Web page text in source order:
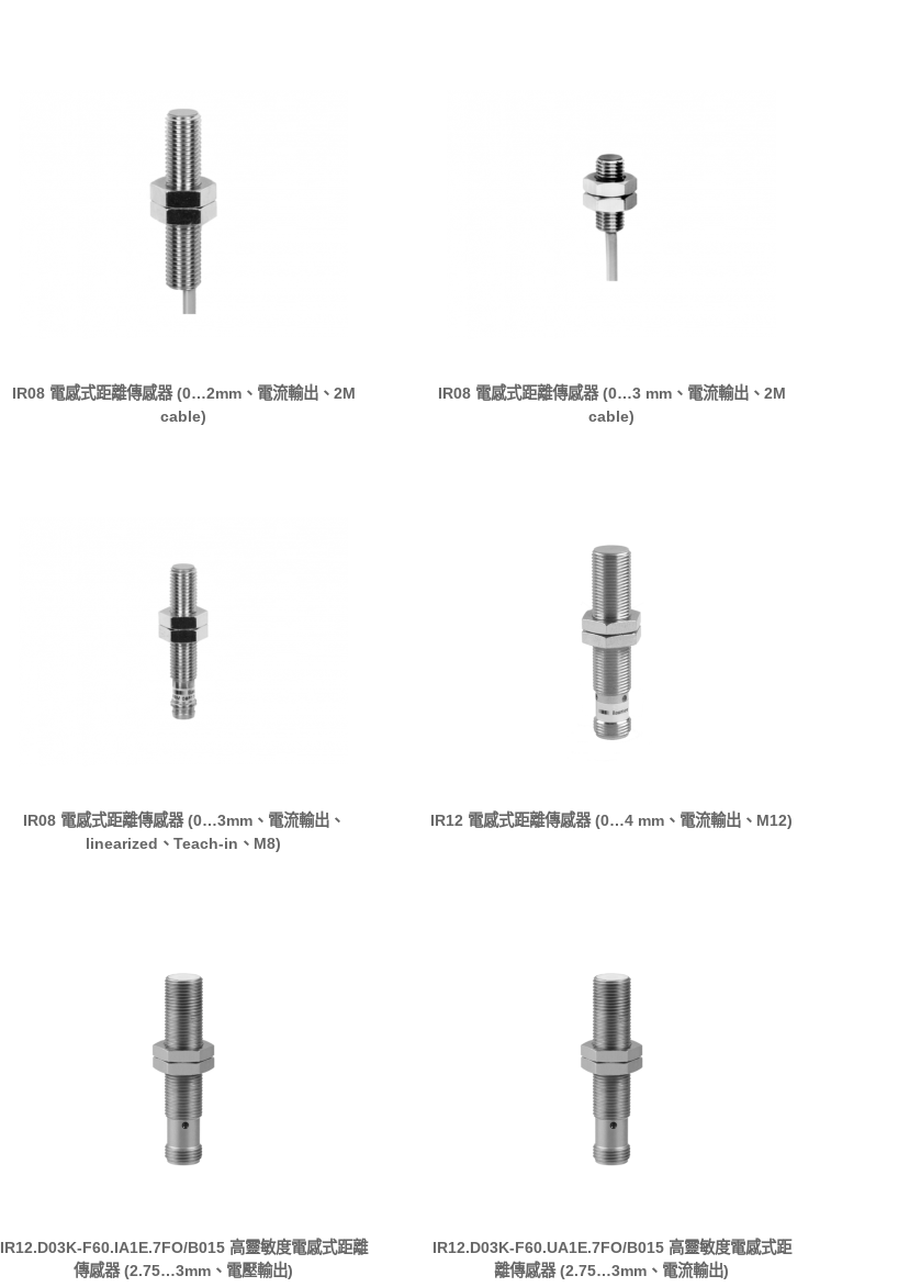
IR08 電感式距離傳感器 (0…2mm、電流輸出、2M
cable)
IR08 電感式距離傳感器 (0…3 mm、電流輸出、2M
cable)
IR08 電感式距離傳感器 (0…3mm、電流輸出、
linearized、Teach-in、M8)
IR12 電感式距離傳感器 (0…4 mm、電流輸出、M12)
IR12.D03K-F60.IA1E.7FO/B015 高靈敏度電感式距離
傳感器 (2.75…3mm、電壓輸出)
IR12.D03K-F60.UA1E.7FO/B015 高靈敏度電感式距
離傳感器 (2.75…3mm、電流輸出)